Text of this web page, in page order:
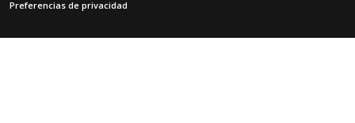
Preferencias de privacidad